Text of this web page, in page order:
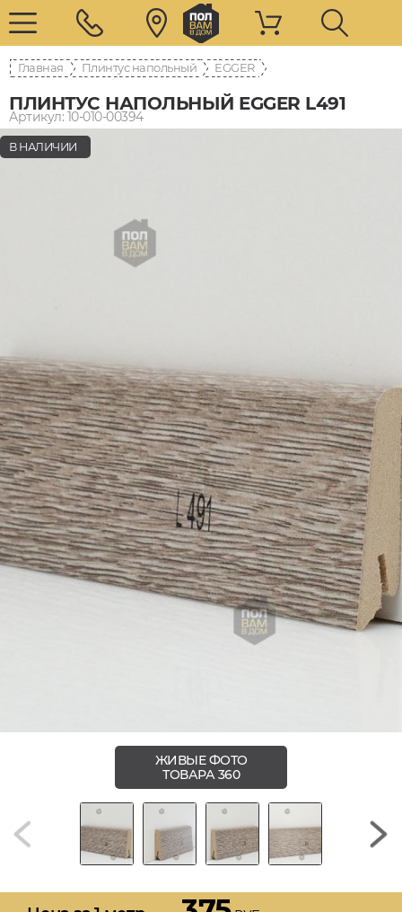
Главная Плинтус напольный EGGER
ПЛИНТУС НАПОЛЬНЫЙ EGGER L491
Артикул: 10-010-00394
В НАЛИЧИИ
ЖИВЫЕ ФОТО
ТОВАРА 360